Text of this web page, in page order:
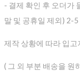
- 결제 확인 후 오더가
말 및 공휴일 제외) 2-
제작 상황에 따라 입
( 그 외 부분 배송을 원